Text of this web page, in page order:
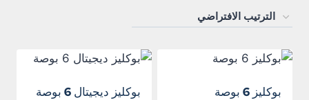
بوكليز 6 بوصة بوكليز ديجيتال 6 بوصة